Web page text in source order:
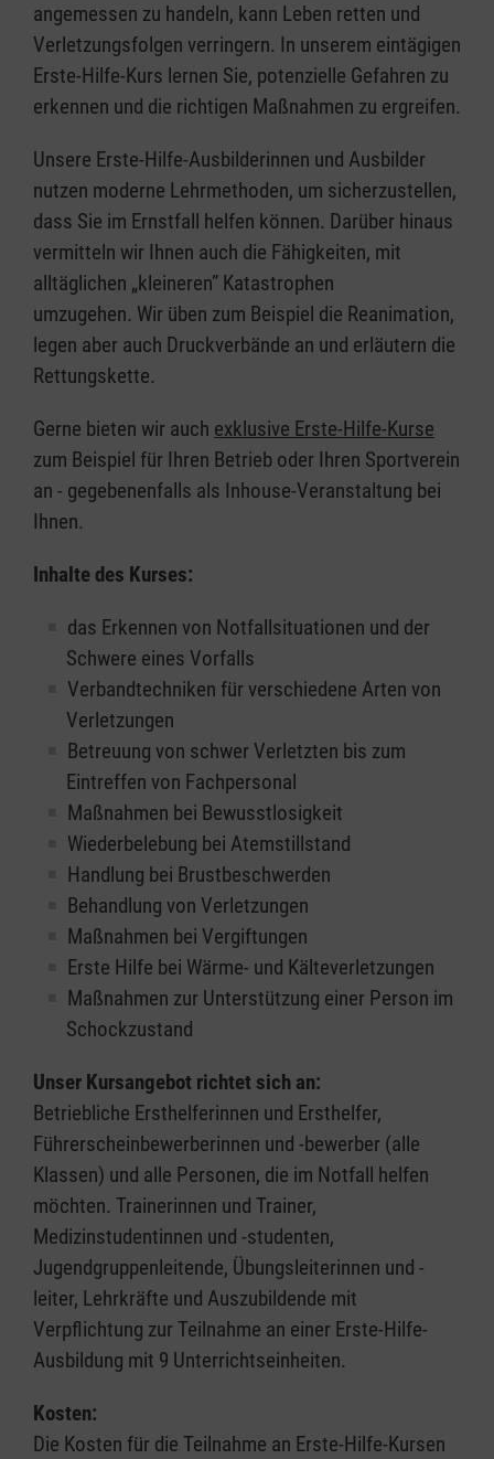
angemessen zu handeln, kann Leben retten und
Verletzungsfolgen verringern. In unserem eintägigen
Erste-Hilfe-Kurs lernen Sie, potenzielle Gefahren zu
erkennen und die richtigen Maßnahmen zu ergreifen.
Unsere Erste-Hilfe-Ausbilderinnen und Ausbilder
nutzen moderne Lehrmethoden, um sicherzustellen,
dass Sie im Ernstfall helfen können. Darüber hinaus
vermitteln wir Ihnen auch die Fähigkeiten, mit
alltäglichen „kleineren” Katastrophen
umzugehen. Wir üben zum Beispiel die Reanimation,
legen aber auch Druckverbände an und erläutern die
Rettungskette.
Gerne bieten wir auch exklusive Erste-Hilfe-Kurse
zum Beispiel für Ihren Betrieb oder Ihren Sportverein
an - gegebenenfalls als Inhouse-Veranstaltung bei
Ihnen.
Inhalte des Kurses:
das Erkennen von Notfallsituationen und der
Schwere eines Vorfalls
Verbandtechniken für verschiedene Arten von
Verletzungen
Betreuung von schwer Verletzten bis zum
Eintreffen von Fachpersonal
Maßnahmen bei Bewusstlosigkeit
Wiederbelebung bei Atemstillstand
Handlung bei Brustbeschwerden
Behandlung von Verletzungen
Maßnahmen bei Vergiftungen
Erste Hilfe bei Wärme- und Kälteverletzungen
Maßnahmen zur Unterstützung einer Person im
Schockzustand
Unser Kursangebot richtet sich an:
Betriebliche Ersthelferinnen und Ersthelfer,
Führerscheinbewerberinnen und -bewerber (alle
Klassen) und alle Personen, die im Notfall helfen
möchten. Trainerinnen und Trainer,
Medizinstudentinnen und -studenten,
Jugendgruppenleitende, Übungsleiterinnen und -
leiter, Lehrkräfte und Auszubildende mit
Verpflichtung zur Teilnahme an einer Erste-Hilfe-
Ausbildung mit 9 Unterrichtseinheiten.
Kosten:
Die Kosten für die Teilnahme an Erste-Hilfe-Kursen